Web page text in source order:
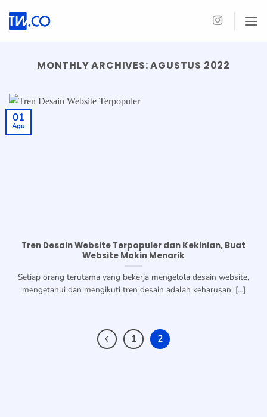
MONTHLY ARCHIVES:AGUSTUS 2022
Tren Desain Website Terpopuler dan Kekinian, Buat
Website Makin Menarik
Setiap orang terutama yang bekerja mengelola desain website,
mengetahui dan mengikuti tren desain adalah keharusan. [...]
01
Agu
1 2